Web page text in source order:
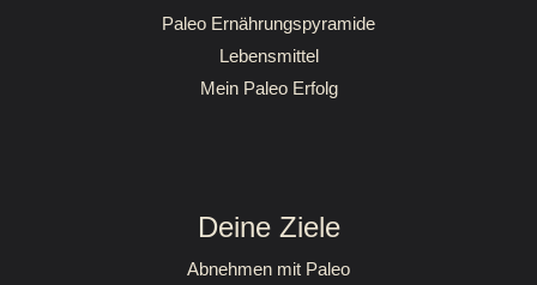
Paleo Ernährungspyramide
Lebensmittel
Mein Paleo Erfolg
Deine Ziele
Abnehmen mit Paleo